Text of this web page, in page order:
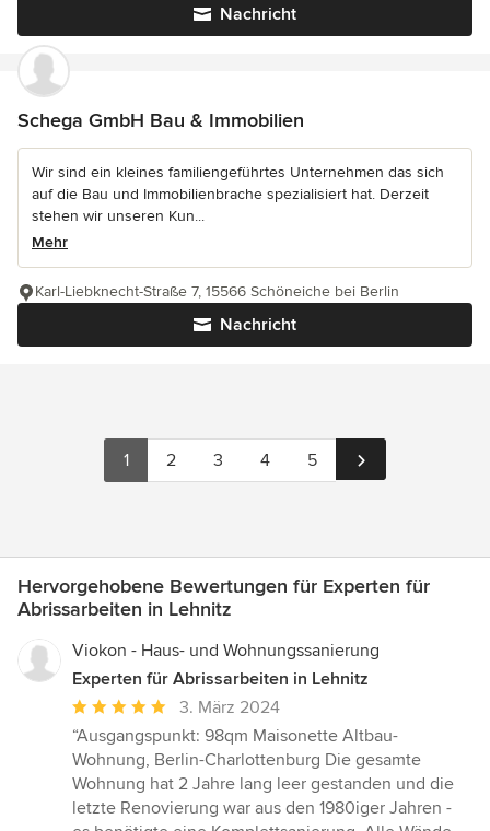
Nachricht
Schega GmbH Bau & Immobilien
Wir sind ein kleines familiengeführtes Unternehmen das sich
auf die Bau und Immobilienbrache spezialisiert hat. Derzeit
stehen wir unseren Kun...
Mehr
Nachricht
Karl-Liebknecht-Straße 7, 15566 Schöneiche bei Berlin
1 2 3 4 5
Hervorgehobene Bewertungen für Experten für
Abrissarbeiten in Lehnitz
Viokon - Haus- und Wohnungssanierung
Experten für Abrissarbeiten in Lehnitz
Durchschnittliche
Bewertung:
5
von
5
3. März 2024
“Ausgangspunkt: 98qm Maisonette Altbau-
Wohnung, Berlin-Charlottenburg Die gesamte
Wohnung hat 2 Jahre lang leer gestanden und die
letzte Renovierung war aus den 1980iger Jahren -